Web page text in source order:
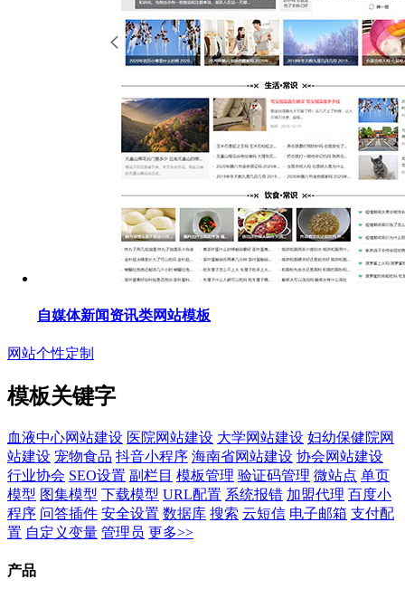
自媒体新闻资讯类网站模板
网站个性定制
模板关键字
血液中心网站建设 医院网站建设 大学网站建设 妇幼保健院网
站建设 宠物食品 抖音小程序 海南省网站建设 协会网站建设
行业协会 SEO设置 副栏目 模板管理 验证码管理 微站点 单页
模型 图集模型 下载模型 URL配置 系统报错 加盟代理 百度小
程序 问答插件 安全设置 数据库 搜索 云短信 电子邮箱 支付配
置 自定义变量 管理员 更多>>
产品